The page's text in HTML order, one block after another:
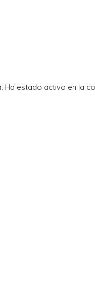
estado activo en la